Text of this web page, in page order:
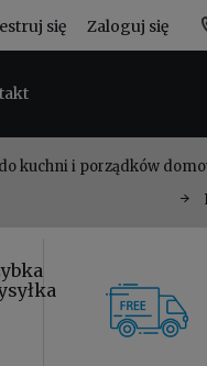
się Zaloguj się
kuchni i porządków